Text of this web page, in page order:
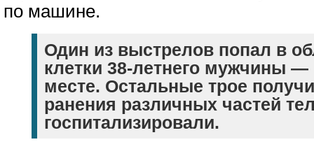
по машине.
Один из выстрелов попал в
клетки 38-летнего мужчины —
месте. Остальные трое
ранения различных частей
госпитализировали.